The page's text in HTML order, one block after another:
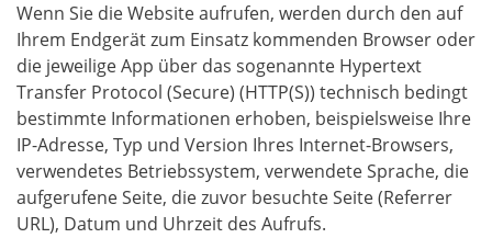
Wenn Sie die Website aufrufen, werden durch den auf
Ihrem Endgerät zum Einsatz kommenden Browser oder
die jeweilige App über das sogenannte Hypertext
Transfer Protocol (Secure) (HTTP(S)) technisch bedingt
bestimmte Informationen erhoben, beispielsweise Ihre
IP-Adresse, Typ und Version Ihres Internet-Browsers,
verwendetes Betriebssystem, verwendete Sprache, die
aufgerufene Seite, die zuvor besuchte Seite (Referrer
URL), Datum und Uhrzeit des Aufrufs.